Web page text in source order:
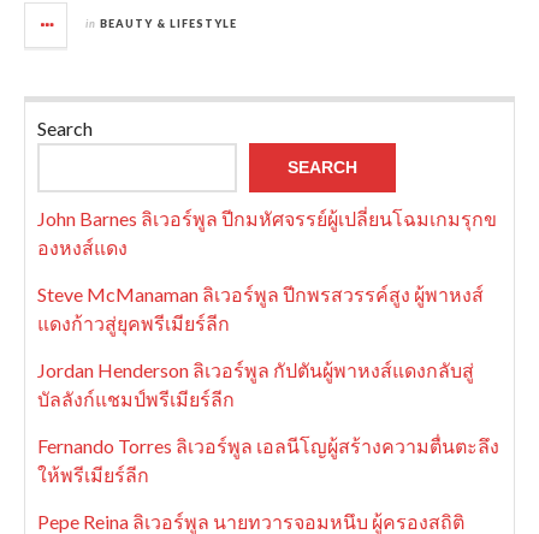
in BEAUTY & LIFESTYLE
Search
SEARCH
John Barnes ลิเวอร์พูล ปีกมหัศจรรย์ผู้เปลี่ยนโฉมเกมรุกข
องหงส์แดง
Steve McManaman ลิเวอร์พูล ปีกพรสวรรค์สูง ผู้พาหงส์
แดงก้าวสู่ยุคพรีเมียร์ลีก
Jordan Henderson ลิเวอร์พูล กัปตันผู้พาหงส์แดงกลับสู่
บัลลังก์แชมป์พรีเมียร์ลีก
Fernando Torres ลิเวอร์พูล เอลนีโญผู้สร้างความตื่นตะลึง
ให้พรีเมียร์ลีก
Pepe Reina ลิเวอร์พูล นายทวารจอมหนึบ ผู้ครองสถิติ